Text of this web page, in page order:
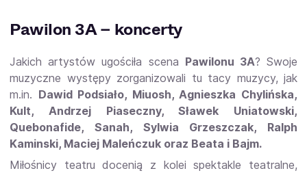
Pawilon 3A – koncerty
Jakich artystów ugościła scena Pawilonu 3A? Swoje
muzyczne występy zorganizowali tu tacy muzycy, jak
m.in. Dawid Podsiało, Miuosh, Agnieszka Chylińska,
Kult, Andrzej Piaseczny, Sławek Uniatowski,
Quebonafide, Sanah, Sylwia Grzeszczak, Ralph
Kaminski, Maciej Maleńczuk oraz Beata i Bajm.
Miłośnicy teatru docenią z kolei spektakle teatralne,